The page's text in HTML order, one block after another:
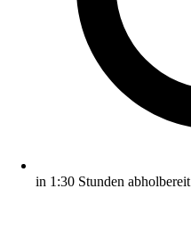
in 1:30 Stunden abholbereit